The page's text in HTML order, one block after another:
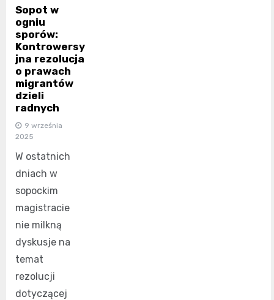
Sopot w
ogniu
sporów:
Kontrowersy
jna rezolucja
o prawach
migrantów
dzieli
radnych
9 września
2025
W ostatnich
dniach w
sopockim
magistracie
nie milkną
dyskusje na
temat
rezolucji
dotyczącej